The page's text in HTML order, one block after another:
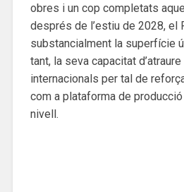
obres i un cop completats
després de l’estiu de 2028, el
substancialment la superfície
tant, la seva capacitat
internacionals per tal de
com a plataforma de producció
nivell.